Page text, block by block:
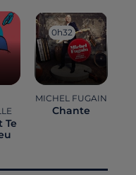
Te
0h32
0h32
MICHEL FUGAIN
Chante